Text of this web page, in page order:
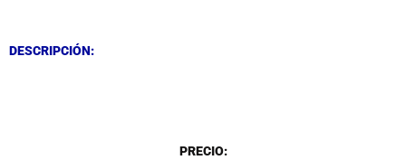
DESCRIPCIÓN:
PRECIO: